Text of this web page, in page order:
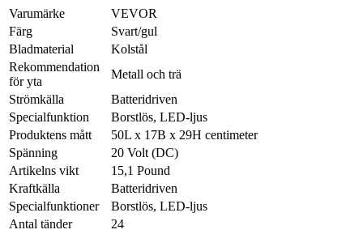
Varumärke
VEVOR
Färg
Svart/gul
Bladmaterial
Kolstål
Rekommendation
för yta
Metall och trä
Strömkälla
Batteridriven
Specialfunktion
Borstlös, LED-ljus
Produktens mått
50L x 17B x 29H centimeter
Spänning
20 Volt (DC)
Artikelns vikt
15,1 Pound
Kraftkälla
Batteridriven
Specialfunktioner
Borstlös, LED-ljus
Antal tänder
24